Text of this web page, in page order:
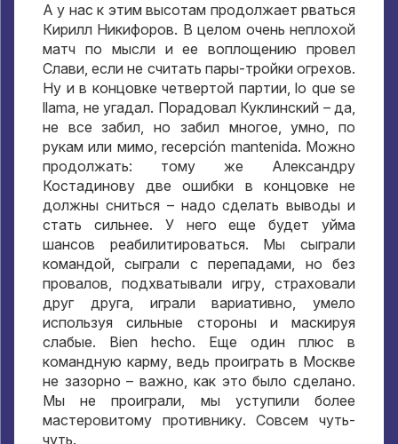
А у нас к этим высотам продолжает рваться
Кирилл Никифоров. В целом очень неплохой
матч по мысли и ее воплощению провел
Слави,если не считать пары-тройки огрехов.
Ну и в концовке четвертой партии, lo que se
llama, не угадал. Порадовал Куклинский – да,
не все забил,но забил многое,умно,по
рукам или мимо, recepción mantenida. Можно
продолжать: тому же Александру
Костадинову две ошибки в концовке не
должны сниться – надо сделать выводы и
стать сильнее. У него еще будет уйма
шансов реабилитироваться. Мы сыграли
командой,сыграли с перепадами, но без
провалов, подхватывали игру, страховали
друг друга, играли вариативно, умело
используя сильные стороны и маскируя
слабые. Bien hecho. Еще один плюс в
командную карму, ведь проиграть в Москве
не зазорно – важно, как это было сделано.
Мы не проиграли, мы уступили более
мастеровитому противнику.Совсем чуть-
чуть.